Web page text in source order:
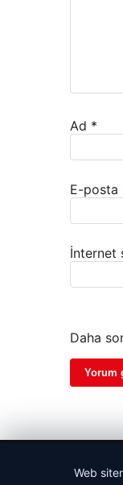
Ad *
E-posta
İnternet
Daha
Web